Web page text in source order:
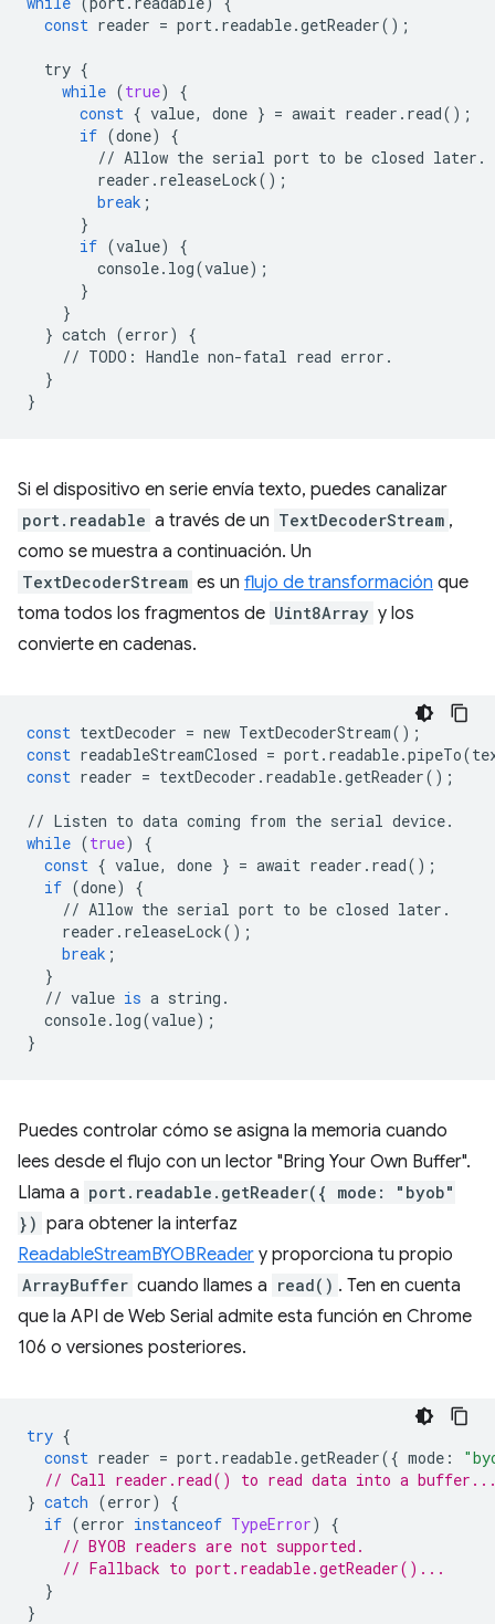
const reader = port. readable.getReader();
try {
while (true)
{
const { value, done } = await reader . read();
if (done)
{
// Allow the serial port to be closed later .
reader . releaseLock();
break ;
}
if (value)
{
console. log(value);
}
}
} catch (error)
{
// TODO : Handle non-fatal read error .
}
}
Si el dispositivo en serie envía texto, puedes canalizar
port.readable a través de un TextDecoderStream ,
como se muestra a continuación. Un
TextDecoderStream es un flujo de transformación que
toma todos los fragmentos de Uint8Array y los
convierte en cadenas.
const textDecoder = new TextDecoderStream();
const readableStreamClosed = port. readable.pipeTo(
const reader = textDecoder . readable.getReader();
// Listen to data coming from the serial device.
while (true)
{
const { value, done } = await reader . read();
if (done)
{
// Allow the serial port to be closed later .
reader . releaseLock();
break ;
}
// value is a string .
console. log(value);
}
Puedes controlar cómo se asigna la memoria cuando
lees desde el flujo con un lector "Bring Your Own Buffer".
Llama a port.readable.getReader({ mode: "byob"
}) para obtener la interfaz
ReadableStreamBYOBReader y proporciona tu propio
ArrayBuffer cuando llames a read() . Ten en cuenta
que la API de Web Serial admite esta función en Chrome
106 o versiones posteriores.
try {
const reader = port. readable.getReader({ mode :
// Call reader.read() to read data into a
} catch (error)
{
if (error instanceof TypeError)
{
// BYOB readers are not supported.
// Fallback to port.readable.getReader()...
}
}